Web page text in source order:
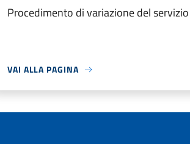
Procedimento di variazione del servizio
VAI ALLA PAGINA